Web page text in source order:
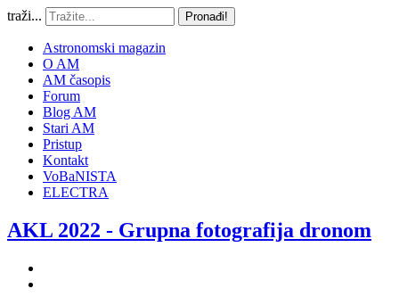
traži... Pronađi!
Astronomski magazin
O AM
AM časopis
Forum
Blog AM
Stari AM
Pristup
Kontakt
VoBaNISTA
ELECTRA
AKL 2022 - Grupna fotografija dronom